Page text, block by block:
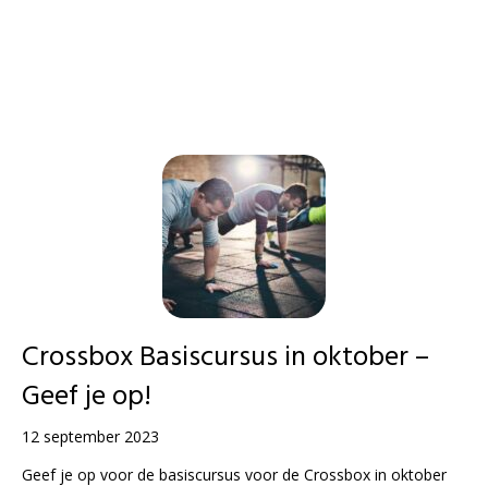
Crossbox Basiscursus in oktober –
Geef je op!
12 september 2023
Geef je op voor de basiscursus voor de Crossbox in oktober